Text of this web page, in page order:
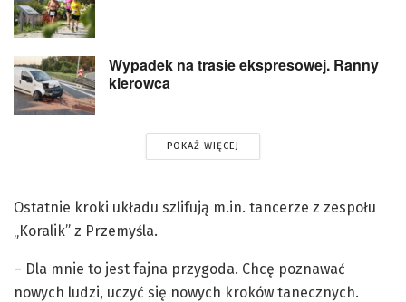
Wypadek na trasie ekspresowej. Ranny
kierowca
POKAŻ WIĘCEJ
Ostatnie kroki układu szlifują m.in. tancerze z zespołu
„Koralik” z Przemyśla.
– Dla mnie to jest fajna przygoda. Chcę poznawać
nowych ludzi, uczyć się nowych kroków tanecznych.